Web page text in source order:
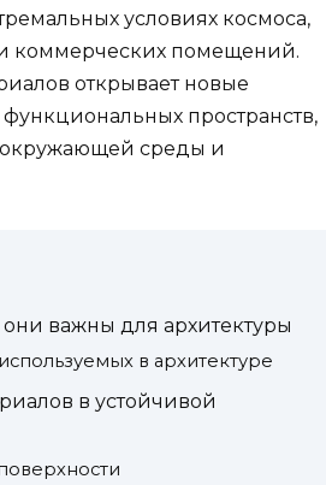
условиях космоса,
коммерческих помещений.
открывает новые
пространств,
окружающей среды и
важны для архитектуры
в архитектуре
в устойчивой